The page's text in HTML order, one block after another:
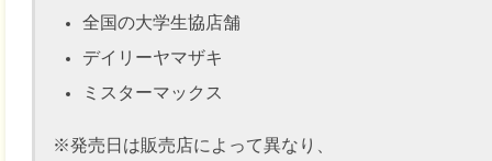
全国の大学生協店舗
デイリーヤマザキ
ミスターマックス
※発売日は販売店によって異なり、